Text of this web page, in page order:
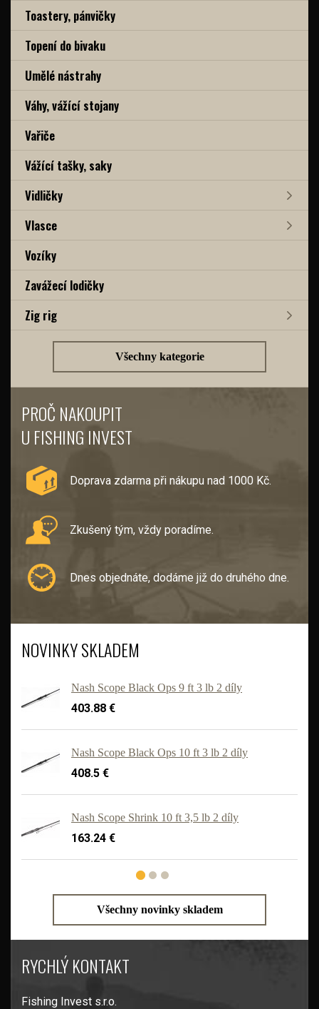
Toastery, pánvičky
Topení do bivaku
Umělé nástrahy
Váhy, vážící stojany
Vařiče
Vážící tašky, saky
Vidličky
Vlasce
Vozíky
Zavážecí lodičky
Zig rig
Všechny kategorie
PROČ NAKOUPIT
U FISHING INVEST
Doprava zdarma při nákupu nad 1000 Kč.
Zkušený tým, vždy poradíme.
Dnes objednáte, dodáme již do druhého dne.
NOVINKY SKLADEM
Nash Scope Black Ops 9 ft 3 lb 2 díly
403.88 €
Nash Scope Black Ops 10 ft 3 lb 2 díly
408.5 €
Nash Scope Shrink 10 ft 3,5 lb 2 díly
163.24 €
Všechny novinky skladem
RYCHLÝ KONTAKT
Fishing Invest s.r.o.